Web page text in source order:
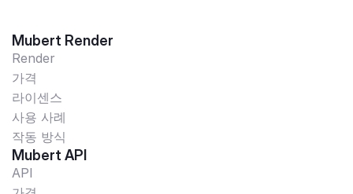
Mubert Render
Render
가격
라이센스
사용 사례
작동 방식
Mubert API
API